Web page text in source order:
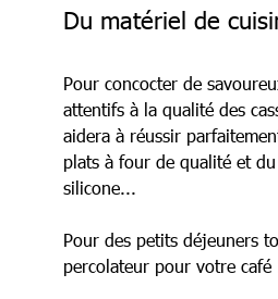
Du matériel de
Pour concocter de
attentifs à la qualité des
aidera à réussir
plats à four de qualité et
silicone...
Pour des petits déjeuners
percolateur pour votre café